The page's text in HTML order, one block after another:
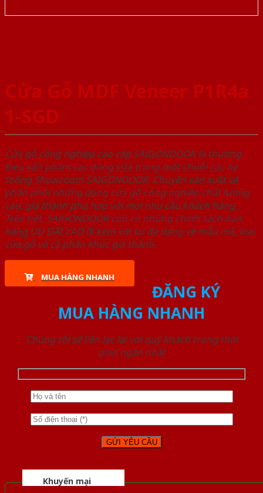
Cửa Gỗ MDF Veneer P1R4a
1-SGD
Cửa gỗ công nghiệp cao cấp SAIGONDOOR là thương
hiệu sản phẩm các dòng cửa trong một chuỗi các hệ
thống Showroom SAIGONDOOR. Chuyên sản xuất và
phân phối những dòng cửa gỗ công nghiệp chất lượng
cao, giá thành phù hợp với mọi nhu cầu khách hàng.
Trên hết, SAIGONDOOR còn có những chính sách bán
hàng ƯU ĐÃI CAO đi kèm với sự đa dạng về mẫu mã, loại
cửa gỗ và cả phân khúc giá thành.
MUA HÀNG NHANH
ĐĂNG KÝ
MUA HÀNG NHANH
Chúng tôi sẽ liên lạc lại với quý khách trong thời
gian ngắn nhất
Khuyến mại